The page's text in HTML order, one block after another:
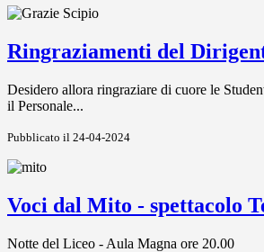
Ringraziamenti del
Desidero allora ringraziare di cuore le
il Personale...
Pubblicato il 24-04-2024
Voci dal Mito - spettacolo
Notte del Liceo - Aula Magna ore 20.00